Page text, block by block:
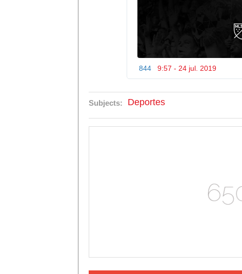
844 9:57 - 24 jul. 2019
Subjects: Deportes